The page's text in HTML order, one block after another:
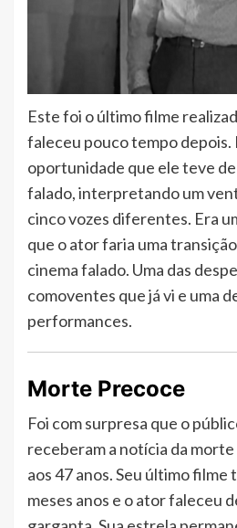
Este foi o último filme
faleceu pouco tempo depois.
oportunidade que ele teve
falado, interpretando um
cinco vozes diferentes. Era
que o ator faria uma
cinema falado. Uma das
comoventes que já vi e uma
performances.
Morte Precoce
Foi com surpresa que o
receberam a notícia da
aos 47 anos. Seu último
meses anos e o ator faleceu